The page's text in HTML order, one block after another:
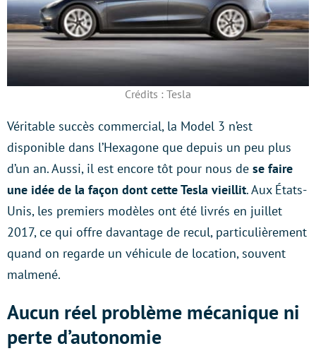
Crédits : Tesla
Véritable succès commercial, la Model 3 n’est
disponible dans l’Hexagone que depuis un peu plus
d’un an. Aussi, il est encore tôt pour nous de se faire
une idée de la façon dont cette Tesla vieillit. Aux États-
Unis, les premiers modèles ont été livrés en juillet
2017, ce qui offre davantage de recul, particulièrement
quand on regarde un véhicule de location, souvent
malmené.
Aucun réel problème mécanique ni
perte d’autonomie